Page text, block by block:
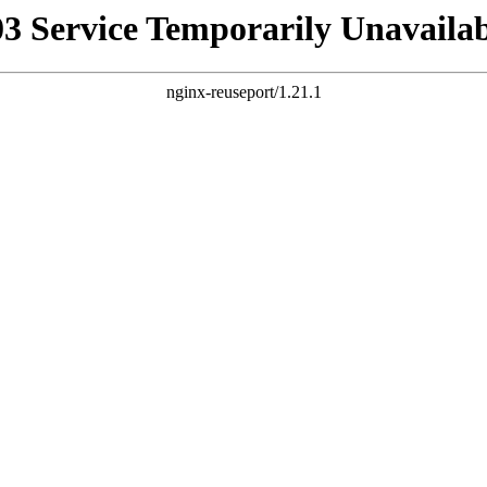
Service Temporarily
nginx-reuseport/1.21.1